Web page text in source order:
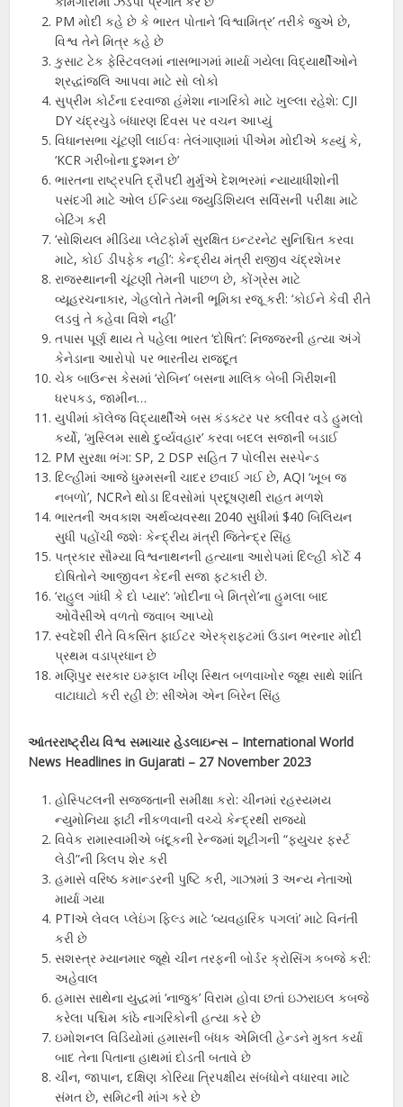
PM મોદી કહે છે કે ભારત પોતાને ‘વિશ્વામિત્ર’ તરીકે જુએ છે,
વિશ્વ તેને મિત્ર કહે છે
કુસાટ ટેક ફેસ્ટિવલમાં નાસભાગમાં માર્યા ગયેલા વિદ્યાર્થીઓને
શ્રદ્ધાંજલિ આપવા માટે સો લોકો
સુપ્રીમ કોર્ટના દરવાજા હંમેશા નાગરિકો માટે ખુલ્લા રહેશે: CJI
DY ચંદ્રચુડે બંધારણ દિવસ પર વચન આપ્યું
વિધાનસભા ચૂંટણી લાઈવઃ તેલંગાણામાં પીએમ મોદીએ કહ્યું કે,
‘KCR ગરીબોના દુશ્મન છે’
ભારતના રાષ્ટ્રપતિ દ્રૌપદી મુર્મુએ દેશભરમાં ન્યાયાધીશોની
પસંદગી માટે ઓલ ઈન્ડિયા જ્યુડિશિયલ સર્વિસની પરીક્ષા માટે
બેટિંગ કરી
‘સોશિયલ મીડિયા પ્લેટફોર્મ સુરક્ષિત ઇન્ટરનેટ સુનિશ્ચિત કરવા
માટે, કોઈ ડીપફેક નહીં’: કેન્દ્રીય મંત્રી રાજીવ ચંદ્રશેખર
રાજસ્થાનની ચૂંટણી તેમની પાછળ છે, કોંગ્રેસ માટે
વ્યૂહરચનાકાર, ગેહલોતે તેમની ભૂમિકા રજૂ કરી: ‘કોઈને કેવી રીતે
લડવું તે કહેવા વિશે નહીં’
તપાસ પૂર્ણ થાય તે પહેલા ભારત ‘દોષિત’: નિજ્જરની હત્યા અંગે
કેનેડાના આરોપો પર ભારતીય રાજદૂત
ચેક બાઉન્સ કેસમાં ‘રોબિન’ બસના માલિક બેબી ગિરીશની
ધરપકડ, જામીન…
યુપીમાં કૉલેજ વિદ્યાર્થીએ બસ કંડક્ટર પર ક્લીવર વડે હુમલો
કર્યો, ‘મુસ્લિમ સાથે દુર્વ્યવહાર’ કરવા બદલ સજાની બડાઈ
PM સુરક્ષા ભંગ: SP, 2 DSP સહિત 7 પોલીસ સસ્પેન્ડ
દિલ્હીમાં આજે ધુમ્મસની ચાદર છવાઈ ગઈ છે, AQI ‘ખૂબ જ
નબળો’, NCRને થોડા દિવસોમાં પ્રદૂષણથી રાહત મળશે
ભારતની અવકાશ અર્થવ્યવસ્થા 2040 સુધીમાં $40 બિલિયન
સુધી પહોંચી જશેઃ કેન્દ્રીય મંત્રી જિતેન્દ્ર સિંહ
પત્રકાર સૌમ્યા વિશ્વનાથનની હત્યાના આરોપમાં દિલ્હી કોર્ટે 4
દોષિતોને આજીવન કેદની સજા ફટકારી છે.
‘રાહુલ ગાંધી કે દો પ્યાર’: ‘મોદીના બે મિત્રો’ના હુમલા બાદ
ઓવૈસીએ વળતો જવાબ આપ્યો
સ્વદેશી રીતે વિકસિત ફાઈટર એરક્રાફ્ટમાં ઉડાન ભરનાર મોદી
પ્રથમ વડાપ્રધાન છે
મણિપુર સરકાર ઇમ્ફાલ ખીણ સ્થિત બળવાખોર જૂથ સાથે શાંતિ
વાટાઘાટો કરી રહી છે: સીએમ એન બિરેન સિંહ
આંતરરાષ્ટ્રીય વિશ્વ સમાચાર હેડલાઇન્સ – International World
News Headlines in Gujarati – 27 November 2023
હોસ્પિટલની સજ્જતાની સમીક્ષા કરો: ચીનમાં રહસ્યમય
ન્યુમોનિયા ફાટી નીકળવાની વચ્ચે કેન્દ્રથી રાજ્યો
વિવેક રામાસ્વામીએ બંદૂકની રેન્જમાં શૂટીંગની “ફ્યુચર ફર્સ્ટ
લેડી”ની ક્લિપ શેર કરી
હમાસે વરિષ્ઠ કમાન્ડરની પુષ્ટિ કરી, ગાઝામાં 3 અન્ય નેતાઓ
માર્યા ગયા
PTIએ લેવલ પ્લેઇંગ ફિલ્ડ માટે ‘વ્યવહારિક પગલાં’ માટે વિનંતી
કરી છે
સશસ્ત્ર મ્યાનમાર જૂથે ચીન તરફની બોર્ડર ક્રોસિંગ કબજે કરી:
અહેવાલ
હમાસ સાથેના યુદ્ધમાં ‘નાજુક’ વિરામ હોવા છતાં ઇઝરાઇલ કબજે
કરેલા પશ્ચિમ કાંઠે નાગરિકોની હત્યા કરે છે
ઇમોશનલ વિડિયોમાં હમાસની બંધક એમિલી હેન્ડને મુક્ત કર્યા
બાદ તેના પિતાના હાથમાં દોડતી બતાવે છે
ચીન, જાપાન, દક્ષિણ કોરિયા ત્રિપક્ષીય સંબંધોને વધારવા માટે
સંમત છે, સમિટની માંગ કરે છે